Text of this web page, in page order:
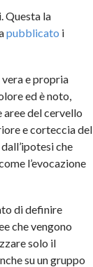
Questa la
pubblicato i
vera e propria
ed è noto,
aree del cervello
e corteccia del
che
l’evocazione
di definire
che vengono
solo il
su un gruppo